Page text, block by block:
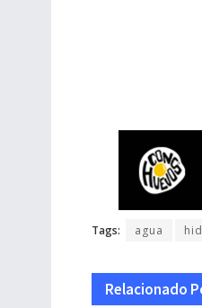
Tags: agua
Relacionado